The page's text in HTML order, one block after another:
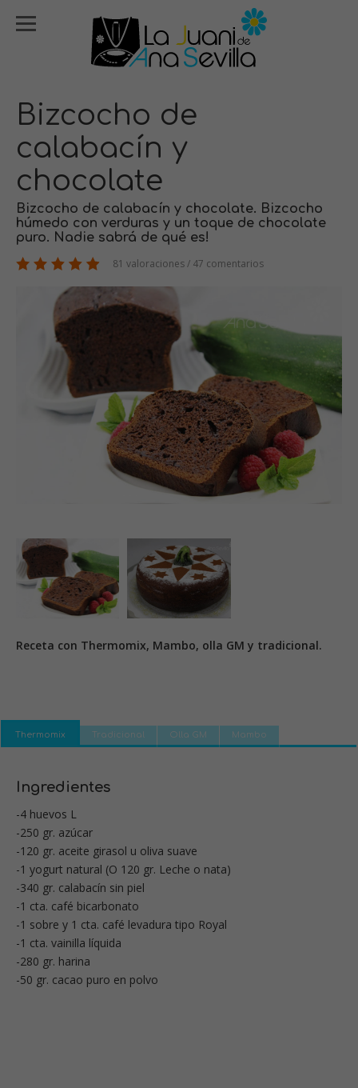
Bizcocho de
calabacín y
chocolate
Bizcocho de calabacín y chocolate. Bizcocho
húmedo con verduras y un toque de chocolate
puro. Nadie sabrá de qué es!
81 valoraciones / 47 comentarios
Receta con Thermomix, Mambo, olla GM y tradicional.
Thermomix Tradicional Olla GM Mambo
Ingredientes
-4 huevos L
-250 gr. azúcar
-120 gr. aceite girasol u oliva suave
-1 yogurt natural (O 120 gr. Leche o nata)
-340 gr. calabacín sin piel
-1 cta. café bicarbonato
-1 sobre y 1 cta. café levadura tipo Royal
-1 cta. vainilla líquida
-280 gr. harina
-50 gr. cacao puro en polvo